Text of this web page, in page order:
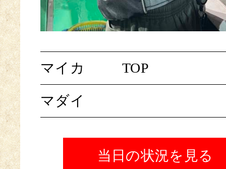
マイカ TOP
マダイ
当日の状況を見る